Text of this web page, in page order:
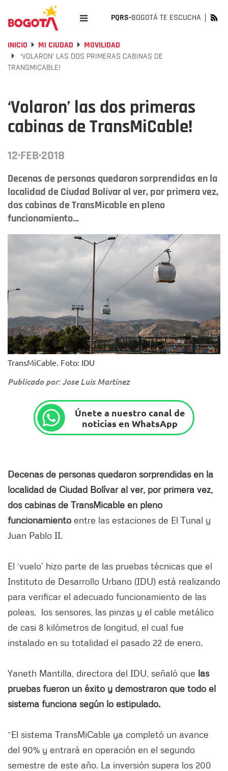
PQRS-BOGOTÁ TE ESCUCHA
INICIO MI CIUDAD
MOVILIDAD
‘VOLARON’ LAS DOS PRIMERAS CABINAS DE
TRANSMICABLE!
‘Volaron’ las dos primeras
cabinas de TransMiCable!
12·FEB·2018
Decenas de personas quedaron sorprendidas en la
localidad de Ciudad Bolívar al ver, por primera vez,
dos cabinas de TransMicable en pleno
funcionamiento...
TransMiCable. Foto: IDU
Publicado por: Jose Luis Martínez
Únete a nuestro canal de
noticias en WhatsApp
Decenas de personas quedaron sorprendidas en la
localidad de Ciudad Bolívar al ver, por primera vez,
dos cabinas de TransMicable en pleno
funcionamiento entre las estaciones de El Tunal y
Juan Pablo II.
El ‘vuelo’ hizo parte de las pruebas técnicas que el
Instituto de Desarrollo Urbano (IDU) está realizando
para verificar el adecuado funcionamiento de las
poleas, los sensores, las pinzas y el cable metálico
de casi 8 kilómetros de longitud, el cual fue
instalado en su totalidad el pasado 22 de enero.
Yaneth Mantilla, directora del IDU, señaló que las
pruebas fueron un éxito y demostraron que todo el
sistema funciona según lo estipulado.
“El sistema TransMiCable ya completó un avance
del 90% y entrará en operación en el segundo
semestre de este año. La inversión supera los 200